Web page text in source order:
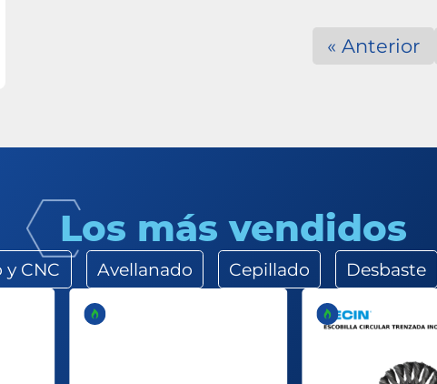
« Anterior
Los más vendidos
CNC Avellanado Cepillado Desbaste